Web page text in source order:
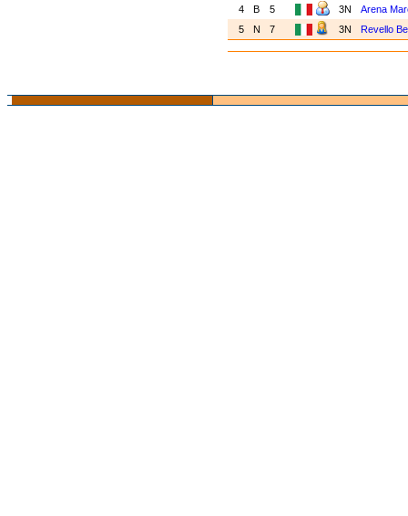
4
B 5 3N
Arena
5
N 7 3N Revello